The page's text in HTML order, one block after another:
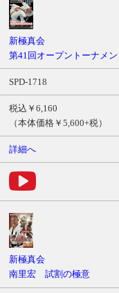
新極真会
第41回オープントーナメ
SPD-1718
税込￥6,160
（本体価格￥5,600+税）
詳細へ
新極真会
南里宏 試割の極意